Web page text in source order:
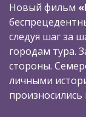
Новый фильм
следуя шаг за
городам тура.
стороны.
личными
произносились